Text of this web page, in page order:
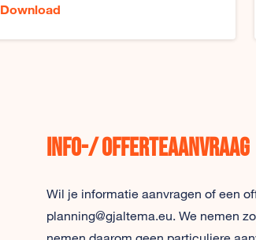
Download
Info-/ offerteaanvraag
Wil je informatie aanvragen of een
planning@gjaltema.eu. We nemen